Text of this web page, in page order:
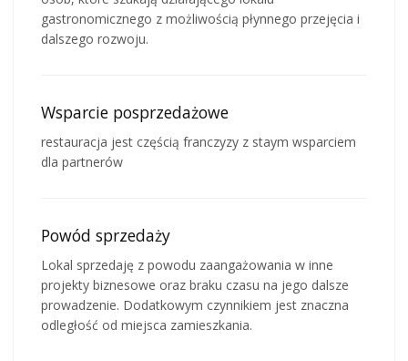
gastronomicznego z możliwością płynnego przejęcia i
dalszego rozwoju.
Wsparcie posprzedażowe
restauracja jest częścią franczyzy z staym wsparciem
dla partnerów
Powód sprzedaży
Lokal sprzedaję z powodu zaangażowania w inne
projekty biznesowe oraz braku czasu na jego dalsze
prowadzenie. Dodatkowym czynnikiem jest znaczna
odległość od miejsca zamieszkania.